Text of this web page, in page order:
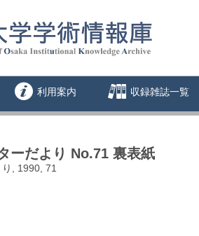
利用案内 収録雑誌一覧
ーだより No.71 裏表紙
, 1990, 71